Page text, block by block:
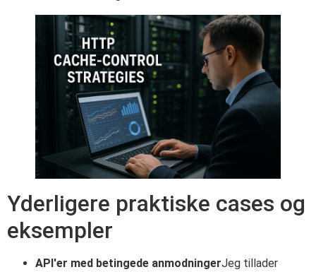
Yderligere praktiske cases og
eksempler
API'er med betingede anmodningerJeg tillader